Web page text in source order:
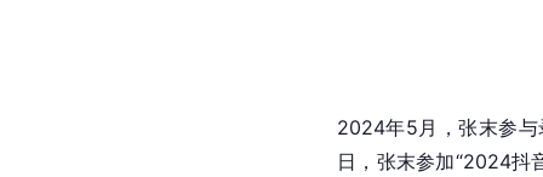
2024年5月，张末参与
日，张末参加“2024抖